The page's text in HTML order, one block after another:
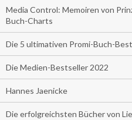
Media Control: Memoiren von
Buch-Charts
Die 5 ultimativen Promi-Buch-
Die Medien-Bestseller 2022
Hannes Jaenicke
Die erfolgreichsten Bücher von